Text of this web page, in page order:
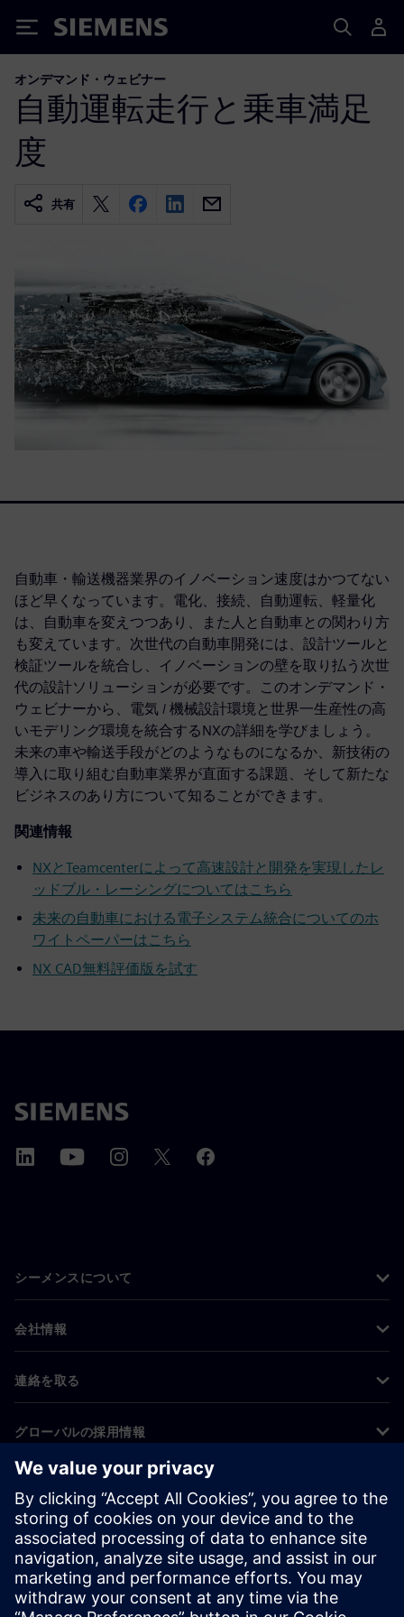
Siemens
オンデマンド・ウェビナー
自動運転走行と乗車満足
度
共有
自動車・輸送機器業界のイノベーション速度はかつてない
ほど早くなっています。電化、接続、自動運転、軽量化
は、自動車を変えつつあり、また人と自動車との関わり方
も変えています。次世代の自動車開発には、設計ツールと
検証ツールを統合し、イノベーションの壁を取り払う次世
代の設計ソリューションが必要です。このオンデマンド・
ウェビナーから、電気 / 機械設計環境と世界一生産性の高
いモデリング環境を統合するNXの詳細を学びましょう。
未来の車や輸送手段がどのようなものになるか、新技術の
導入に取り組む自動車業界が直面する課題、そして新たな
ビジネスのあり方について知ることができます。
関連情報
NXとTeamcenterによって高速設計と開発を実現したレ
ッドブル・レーシングについてはこちら
未来の自動車における電子システム統合についてのホ
ワイトペーパーはこちら
NX CAD無料評価版を試す
シーメンスについて
会社情報
連絡を取る
グローバルの採用情報
©Siemens 2026
コーポレート情報
プライバシー通知